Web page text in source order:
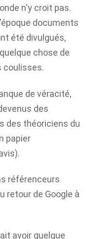
n'y croit pas.
documents
été divulgués,
chose de
coulisses.
de véracité,
des
des théoriciens du
papier
référenceurs
retour de Google à
avoir quelque